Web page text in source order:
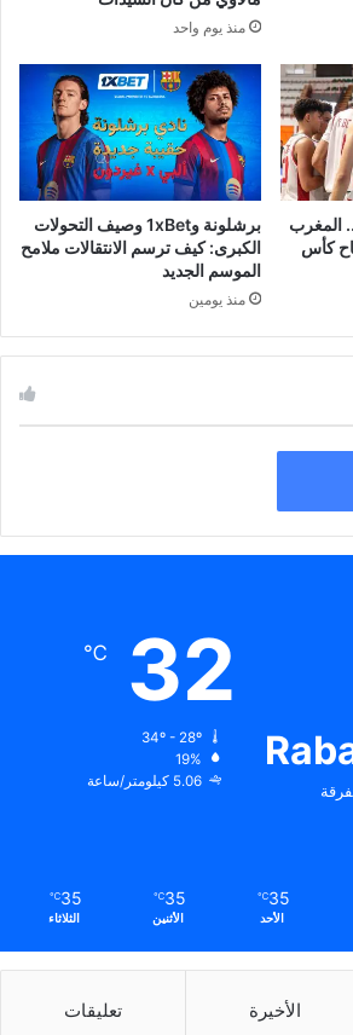
منذ يوم واحد
المغرب
كأس
برشلونة و1xBet وصيف التحولات
الكبرى: كيف ترسم الانتقالات ملامح
الموسم الجديد
منذ يومين
32
℃
19%
5.06 كيلومتر/ساعة
35
℃
الأحد
35
℃
الأثنين
35
℃
الثلاثاء
الأخيرة تعليقات